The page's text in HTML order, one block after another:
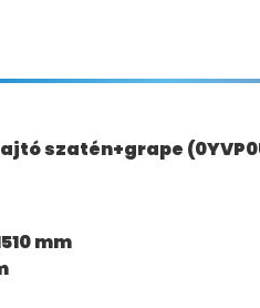
szatén+grape
mm